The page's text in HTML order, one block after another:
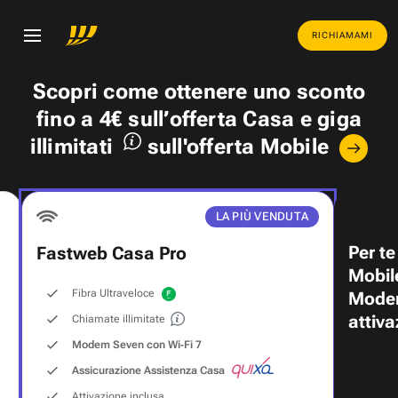
RICHIAMAMI
Scopri come ottenere uno sconto
fino a 4€ sull’offerta Casa egiga
illimitati
sull'offerta Mobile
LA PIÙ VENDUTA
Fastweb Casa Pro
Fibra Ultraveloce
Chiamate illimitate
Modem Seven con Wi‑Fi 7
Assicurazione Assistenza Casa
Per